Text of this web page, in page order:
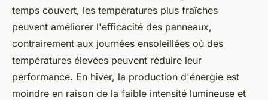
temps couvert, les températures plus fraîches
peuvent améliorer l'efficacité des panneaux,
contrairement aux journées ensoleillées où des
températures élevées peuvent réduire leur
performance. En hiver, la production d'énergie est
moindre en raison de la faible intensité lumineuse et